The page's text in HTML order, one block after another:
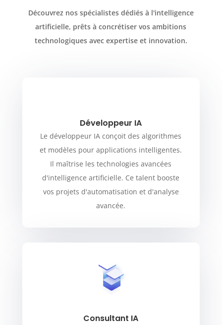
Découvrez nos spécialistes dédiés à l'intelligence
artificielle, prêts à concrétiser vos ambitions
technologiques avec expertise et innovation.
Développeur IA
Le développeur IA conçoit des algorithmes
et modèles pour applications intelligentes.
Il maîtrise les technologies avancées
d'intelligence artificielle. Ce talent booste
vos projets d'automatisation et d'analyse
avancée.
Consultant IA